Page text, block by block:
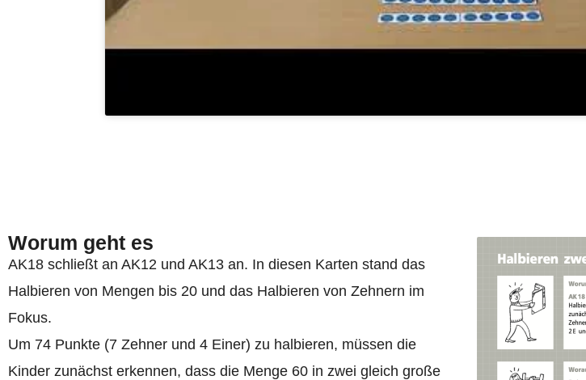
Worum geht es
AK18 schließt an AK12 und AK13 an. In diesen Karten stand das
Halbieren von Mengen bis 20 und das Halbieren von Zehnern im
Fokus.
Um 74 Punkte (7 Zehner und 4 Einer) zu halbieren, müssen die
Kinder zunächst erkennen, dass die Menge 60 in zwei gleich große